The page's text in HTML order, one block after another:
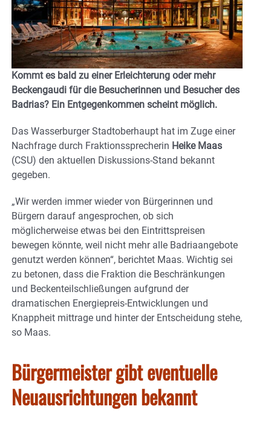
Kommt es bald zu einer Erleichterung oder mehr
Beckengaudi für die Besucherinnen und Besucher des
Badrias? Ein Entgegenkommen scheint möglich.
Das Wasserburger Stadtoberhaupt hat im Zuge einer
Nachfrage durch Fraktionssprecherin Heike Maas
(CSU) den aktuellen Diskussions-Stand bekannt
gegeben.
„Wir werden immer wieder von Bürgerinnen und
Bürgern darauf angesprochen, ob sich
möglicherweise etwas bei den Eintrittspreisen
bewegen könnte, weil nicht mehr alle Badriaangebote
genutzt werden können“, berichtet Maas. Wichtig sei
zu betonen, dass die Fraktion die Beschränkungen
und Beckenteilschließungen aufgrund der
dramatischen Energiepreis-Entwicklungen und
Knappheit mittrage und hinter der Entscheidung stehe,
so Maas.
Bürgermeister gibt eventuelle
Neuausrichtungen bekannt